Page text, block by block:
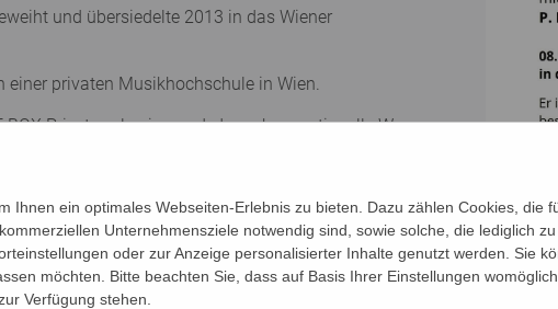
und übersiedelte 2013 in das Wiener
privaten Musikhochschule in Wien.
Priester, also jemand, der unkonventionelle Wege
Musiker dient ihm die Musik als Ausdruck seines
spricht er nicht nur Jugendliche an. Zuletzt
Acutis.
Ihnen ein optimales Webseiten-Erlebnis zu bieten. Dazu zählen Cookies, die
Unternehmensziele notwendig sind, sowie solche, die lediglich
oder zur Anzeige personalisierter Inhalte genutzt werden. Sie
möchten. Bitte beachten Sie, dass auf Basis Ihrer Einstellungen
Verfügung stehen.